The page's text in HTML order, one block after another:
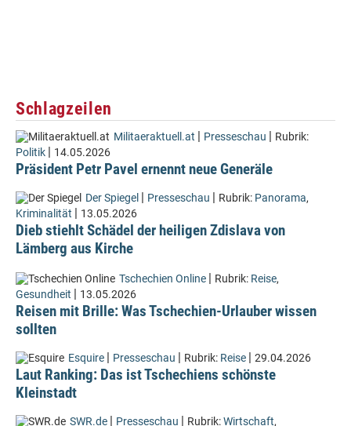
Schlagzeilen
Militaeraktuell.at | Presseschau | Rubrik:
Politik | 14.05.2026
Präsident Petr Pavel ernennt neue Generäle
Der Spiegel | Presseschau | Rubrik: Panorama,
Kriminalität | 13.05.2026
Dieb stiehlt Schädel der heiligen Zdislava von
Lämberg aus Kirche
Tschechien Online | Rubrik: Reise,
Gesundheit | 13.05.2026
Reisen mit Brille: Was Tschechien-Urlauber wissen
sollten
Esquire | Presseschau | Rubrik: Reise | 29.04.2026
Laut Ranking: Das ist Tschechiens schönste
Kleinstadt
SWR.de | Presseschau | Rubrik:Wirtschaft,